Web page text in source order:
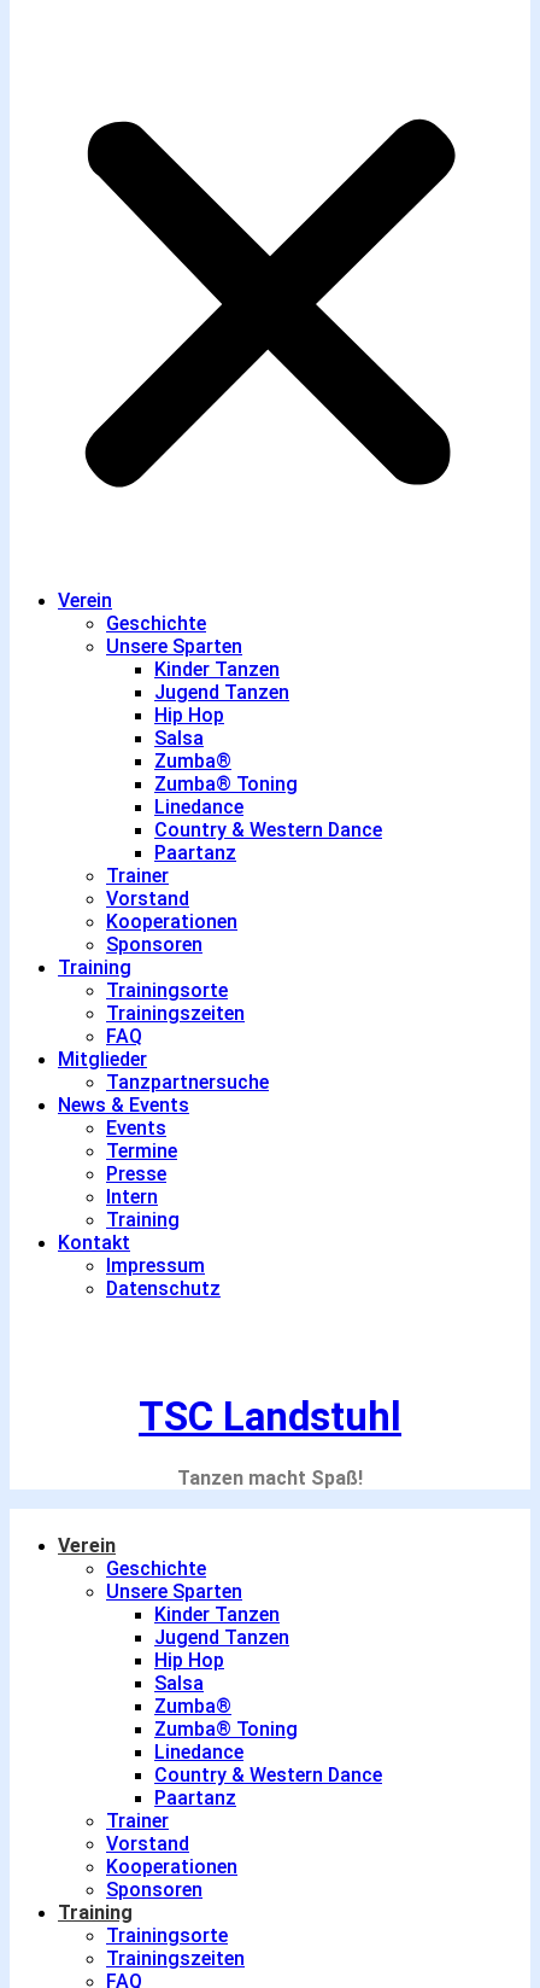
Verein
Geschichte
Unsere Sparten
Kinder Tanzen
Jugend Tanzen
Hip Hop
Salsa
Zumba®
Zumba® Toning
Linedance
Country & Western Dance
Paartanz
Trainer
Vorstand
Kooperationen
Sponsoren
Training
Trainingsorte
Trainingszeiten
FAQ
Mitglieder
Tanzpartnersuche
News & Events
Events
Termine
Presse
Intern
Training
Kontakt
Impressum
Datenschutz
TSC Landstuhl
Tanzen macht Spaß!
Verein
Geschichte
Unsere Sparten
Kinder Tanzen
Jugend Tanzen
Hip Hop
Salsa
Zumba®
Zumba® Toning
Linedance
Country & Western Dance
Paartanz
Trainer
Vorstand
Kooperationen
Sponsoren
Training
Trainingsorte
Trainingszeiten
FAQ